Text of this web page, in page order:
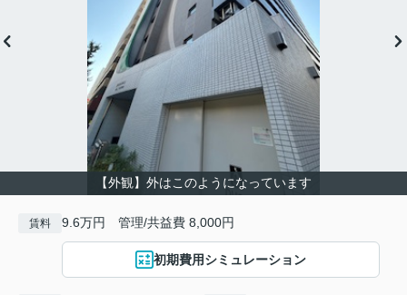
【外観】外はこのようになっています
賃料 9.6万円 管理/共益費 8,000円
初期費用シミュレーション